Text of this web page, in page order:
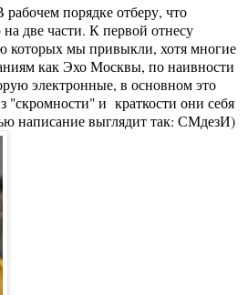
рабочем порядке отберу, что
две части. К первой отнесу
которых мы привыкли, хотя многие
как Эхо Москвы, по наивности
электронные, в основном это
и краткости они себя
написание выглядит так: СМдезИ)